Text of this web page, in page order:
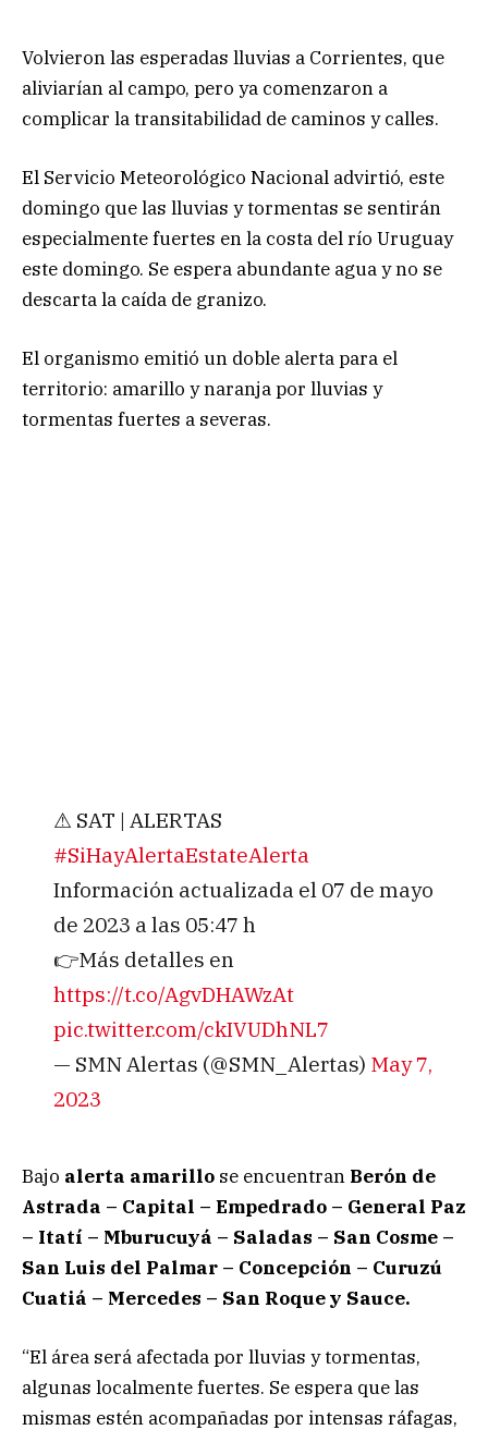
Volvieron las esperadas lluvias a Corrientes, que
aliviarían al campo, pero ya comenzaron a
complicar la transitabilidad de caminos y calles.
El Servicio Meteorológico Nacional advirtió, este
domingo que las lluvias y tormentas se sentirán
especialmente fuertes en la costa del río Uruguay
este domingo. Se espera abundante agua y no se
descarta la caída de granizo.
El organismo emitió un doble alerta para el
territorio: amarillo y naranja por lluvias y
tormentas fuertes a severas.
⚠ SAT | ALERTAS
#SiHayAlertaEstateAlerta
Información actualizada el 07 de mayo
de 2023 a las 05:47 h
👉Más detalles en
https://t.co/AgvDHAWzAt
pic.twitter.com/ckIVUDhNL7
— SMN Alertas (@SMN_Alertas) May 7,
2023
Bajo alerta amarillo se encuentran Berón de
Astrada – Capital – Empedrado – General Paz
– Itatí – Mburucuyá – Saladas – San Cosme –
San Luis del Palmar – Concepción – Curuzú
Cuatiá – Mercedes – San Roque y Sauce.
“El área será afectada por lluvias y tormentas,
algunas localmente fuertes. Se espera que las
mismas estén acompañadas por intensas ráfagas,